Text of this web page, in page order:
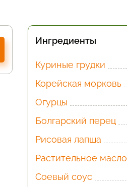
Ингредиенты
Куриные грудки
Корейская морковь
Огурцы
Болгарский перец
Рисовая лапша
Растительное масло
Соевый соус